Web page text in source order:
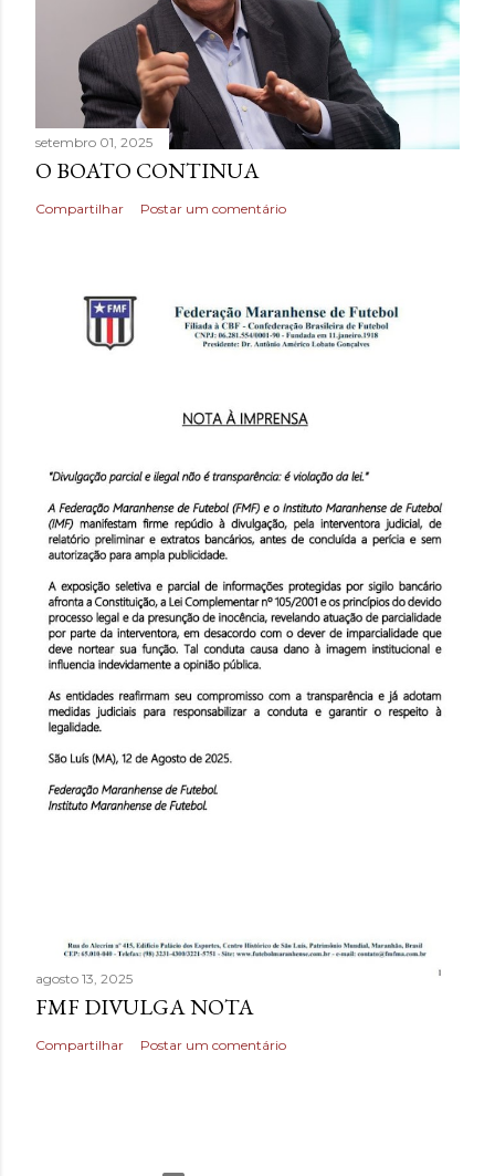
setembro 01, 2025
O BOATO CONTINUA
Compartilhar Postar um comentário
agosto 13, 2025
FMF DIVULGA NOTA
Compartilhar Postar um comentário